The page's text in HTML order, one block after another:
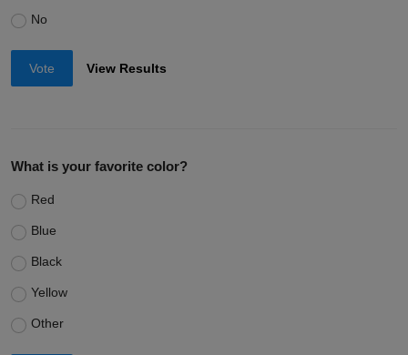
No
Vote View Results
What is your favorite color?
Red
Blue
Black
Yellow
Other